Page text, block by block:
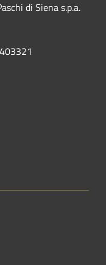
di Siena s.p.a.